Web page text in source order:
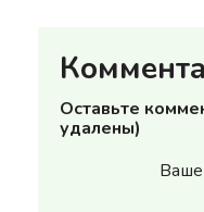
Оставьте
удалены)